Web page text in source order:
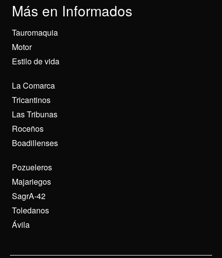
Más en Informados
Tauromaquia
Motor
Estilo de vida
La Comarca
Tricantinos
Las Tribunas
Roceños
Boadillenses
Pozueleros
Majariegos
SagrA-42
Toledanos
Ávila